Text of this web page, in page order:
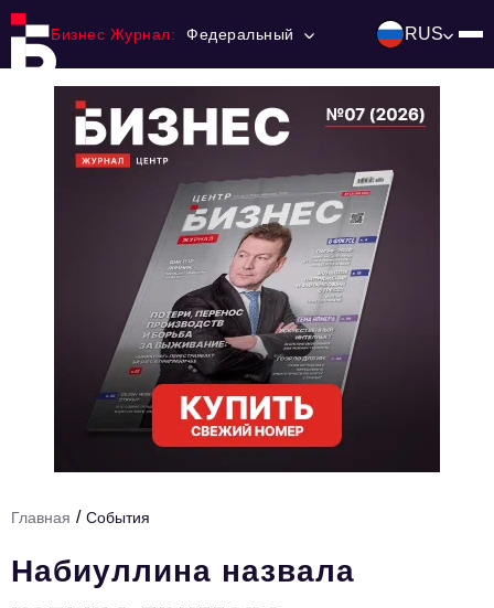
Бизнес Журнал: Федеральный RUS
Ниши и рынки
Технологии и тренды
HR
Главная / События
Набиуллина назвала